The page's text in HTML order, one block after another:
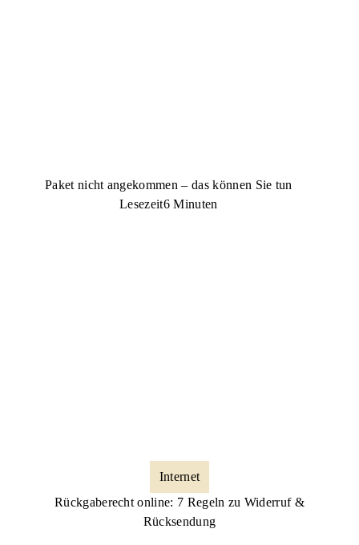
Paket nicht angekommen – das können Sie tun
Lesezeit6 Minuten
Internet
Rückgaberecht online: 7 Regeln zu Widerruf &
Rücksendung